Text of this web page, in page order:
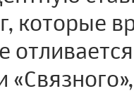
которые